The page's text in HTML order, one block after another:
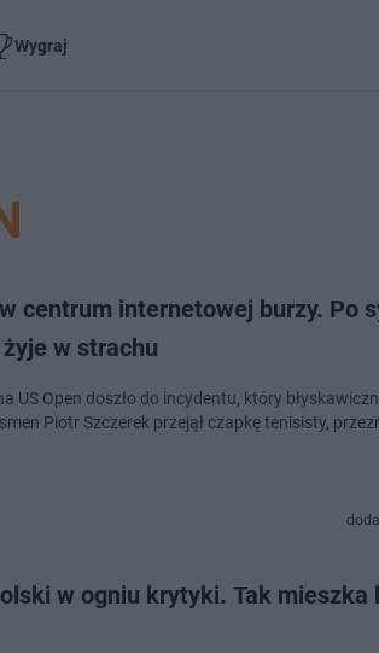
Wygraj
centrum internetowej burzy. Po
w strachu
US Open doszło do incydentu, który
Piotr Szczerek przejął czapkę tenisisty,
w ogniu krytyki. Tak mieszka